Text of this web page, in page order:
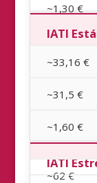
~1,30 €
IATI
~33,16 €
~31,5 €
~1,60 €
IATI
~62 €